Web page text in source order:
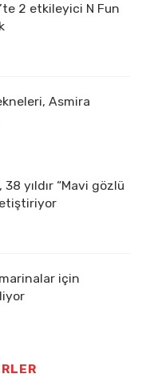
2 etkileyici N Fun
Asmira
yıldır “Mavi gözlü
için